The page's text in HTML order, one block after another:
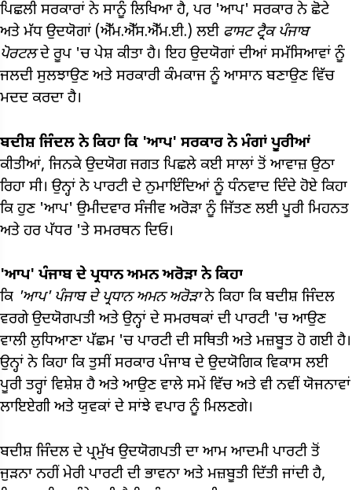
ਪਿਛਲੀ ਸਰਕਾਰਾਂ ਨੇ ਸਾਨੂੰ ਲਿਖਿਆ ਹੈ, ਪਰ 'ਆਪ' ਸਰਕਾਰ ਨੇ ਛੋਟੇ
ਅਤੇ ਮੱਧ ਉਦਯੋਗਾਂ (ਐੱਮ.ਐੱਸ.ਐੱਮ.ਈ.) ਲਈ ਫਾਸਟ ਟ੍ਰੈਕ ਪੰਜਾਬ
ਪੋਰਟਲਦੇ ਰੂਪ 'ਚ ਪੇਸ਼ ਕੀਤਾ ਹੈ। ਇਹ ਉਦਯੋਗਾਂ ਦੀਆਂ ਸਮੱਸਿਆਵਾਂ ਨੂੰ
ਜਲਦੀ ਸੁਲਝਾਉਣ ਅਤੇ ਸਰਕਾਰੀ ਕੰਮਕਾਜ ਨੂੰ ਆਸਾਨ ਬਣਾਉਣ ਵਿੱਚ
ਮਦਦ ਕਰਦਾ ਹੈ।
ਬਦੀਸ਼ ਜਿੰਦਲ ਨੇ ਕਿਹਾ ਕਿ 'ਆਪ' ਸਰਕਾਰ ਨੇ ਮੰਗਾਂ ਪੂਰੀਆਂ
ਕੀਤੀਆਂ, ਜਿਨਕੇ ਉਦਯੋਗ ਜਗਤ ਪਿਛਲੇ ਕਈ ਸਾਲਾਂ ਤੋਂ ਆਵਾਜ਼ ਉਠਾ
ਰਿਹਾ ਸੀ। ਉਨ੍ਹਾਂ ਨੇ ਪਾਰਟੀ ਦੇ ਨੁਮਾਇੰਦਿਆਂ ਨੂੰ ਧੰਨਵਾਦ ਦਿੰਦੇ ਹੋਏ ਕਿਹਾ
ਕਿ ਹੁਣ 'ਆਪ' ਉਮੀਦਵਾਰ ਸੰਜੀਵ ਅਰੋੜਾ ਨੂੰ ਜਿੱਤਣ ਲਈ ਪੂਰੀ ਮਿਹਨਤ
ਅਤੇ ਹਰ ਪੱਧਰ 'ਤੇ ਸਮਰਥਨ ਦਿਓ।
'ਆਪ' ਪੰਜਾਬ ਦੇ ਪ੍ਰਧਾਨ ਅਮਨ ਅਰੋੜਾ ਨੇ ਕਿਹਾ
ਕਿ 'ਆਪ' ਪੰਜਾਬ ਦੇ ਪ੍ਰਧਾਨ ਅਮਨ ਅਰੋੜਾਨੇ ਕਿਹਾ ਕਿ ਬਦੀਸ਼ ਜਿੰਦਲ
ਵਰਗੇ ਉਦਯੋਗਪਤੀ ਅਤੇ ਉਨ੍ਹਾਂ ਦੇ ਸਮਰਥਕਾਂ ਦੀ ਪਾਰਟੀ 'ਚ ਆਉਣ
ਵਾਲੀ ਲੁਧਿਆਣਾ ਪੱਛਮ 'ਚ ਪਾਰਟੀ ਦੀ ਸਥਿਤੀ ਅਤੇ ਮਜ਼ਬੂਤ ​​ਹੋ ਗਈ ਹੈ।
ਉਨ੍ਹਾਂ ਨੇ ਕਿਹਾ ਕਿ ਤੁਸੀਂ ਸਰਕਾਰ ਪੰਜਾਬ ਦੇ ਉਦਯੋਗਿਕ ਵਿਕਾਸ ਲਈ
ਪੂਰੀ ਤਰ੍ਹਾਂ ਵਿਸ਼ੇਸ਼ ਹੈ ਅਤੇ ਆਉਣ ਵਾਲੇ ਸਮੇਂ ਵਿੱਚ ਅਤੇ ਵੀ ਨਵੀਂ ਯੋਜਨਾਵਾਂ
ਲਾਇਏਗੀ ਅਤੇ ਯੁਵਕਾਂ ਦੇ ਸਾਂਝੇ ਵਪਾਰ ਨੂੰ ਮਿਲਣਗੇ।
ਬਦੀਸ਼ ਜਿੰਦਲ ਦੇ ਪ੍ਰਮੁੱਖ ਉਦਯੋਗਪਤੀ ਦਾ ਆਮ ਆਦਮੀ ਪਾਰਟੀ ਤੋਂ
ਜੁੜਨਾ ਨਹੀਂ ਮੇਰੀ ਪਾਰਟੀ ਦੀ ਭਾਵਨਾ ਅਤੇ ਮਜ਼ਬੂਤੀ ਦਿੱਤੀ ਜਾਂਦੀ ਹੈ,